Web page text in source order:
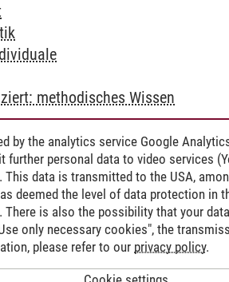
methodisches Wissen
by the analytics service Google
further personal data to video services
This data is transmitted to the USA,
deemed the level of data protection in
is also the possibility that your
only necessary cookies", the
please refer to our privacy policy.